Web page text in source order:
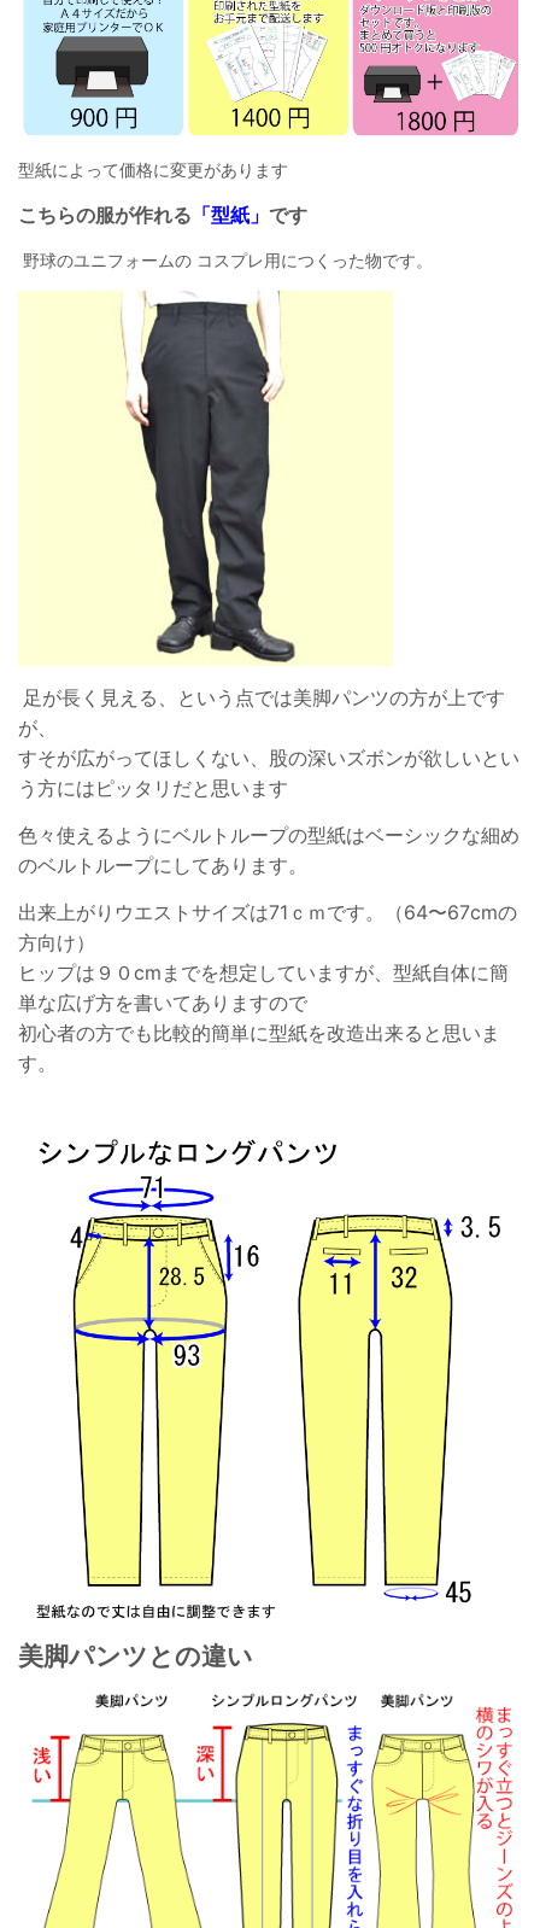
型紙によって価格に変更があります
こちらの服が作れる 「型紙」 です
野球のユニフォームの コスプレ用につくった物です。
足が長く見える、という点では美脚パンツの方が上です
が、
すそが広がってほしくない、股の深いズボンが欲しいとい
う方にはピッタリだと思います
色々使 えるようにベルトループの型紙はベーシックな細め
のベルトループにしてあります。
出来上がりウエストサイズは71ｃｍです。（64〜67cmの
方向け）
ヒップは９０cmまでを想定していますが、型紙自体に簡
単な広げ方を書いてありますので
初心者の方でも比較的簡単に型紙を改造出来ると思いま
す。
美脚パンツとの違い